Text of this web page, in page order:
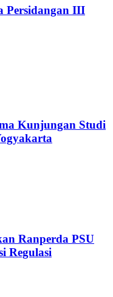
Persidangan III
Kunjungan Studi
Ranperda PSU
Regulasi